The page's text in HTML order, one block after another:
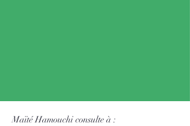
Maïté Hamouchi consulte à :